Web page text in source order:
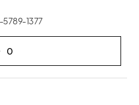
5789-1377
0